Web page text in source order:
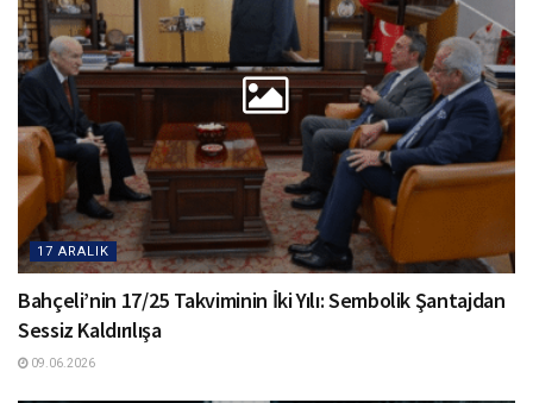
17 ARALIK
Bahçeli’nin 17/25 Takviminin İki Yılı: Sembolik Şantajdan
Sessiz Kaldırılışa
09.06.2026